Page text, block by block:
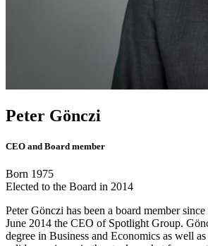
Peter Gönczi
CEO and Board member
Born 1975
Elected to the Board in 2014
Peter Gönczi has been a board member
June 2014 the CEO of Spotlight Group.
degree in Business and Economics as well